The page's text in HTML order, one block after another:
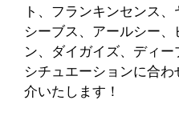
ト、フランキンセンス、
シーブス、アールシー
ン、ダイガイズ、ディ
シチュエーションに合
介いたします！